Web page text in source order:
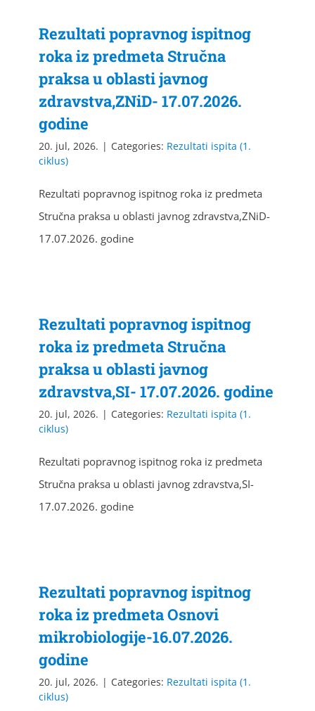
Rezultati popravnog ispitnog
roka iz predmeta Stručna
praksa u oblasti javnog
zdravstva,ZNiD- 17.07.2026.
godine
20. jul, 2026. | Categories: Rezultati ispita (1.
ciklus)
Rezultati popravnog ispitnog roka iz predmeta
Stručna praksa u oblasti javnog zdravstva,ZNiD-
17.07.2026. godine
Rezultati popravnog ispitnog
roka iz predmeta Stručna
praksa u oblasti javnog
zdravstva,SI- 17.07.2026. godine
20. jul, 2026. | Categories: Rezultati ispita (1.
ciklus)
Rezultati popravnog ispitnog roka iz predmeta
Stručna praksa u oblasti javnog zdravstva,SI-
17.07.2026. godine
Rezultati popravnog ispitnog
roka iz predmeta Osnovi
mikrobiologije-16.07.2026.
godine
20. jul, 2026. | Categories: Rezultati ispita (1.
ciklus)